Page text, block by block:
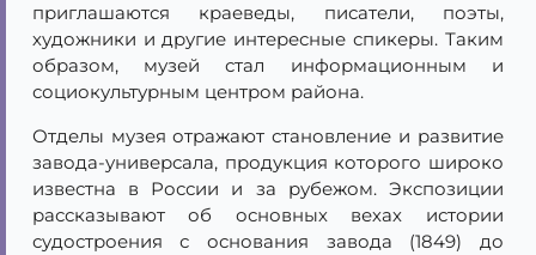
приглашаются краеведы, писатели, поэты,
художники и другие интересные спикеры. Таким
образом, музей стал информационным и
социокультурным центром района.
Отделы музея отражают становление и развитие
завода-универсала, продукция которого широко
известна в России и за рубежом. Экспозиции
рассказывают об основных вехах истории
судостроения с основания завода (1849) до